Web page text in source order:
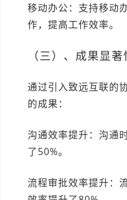
移动办公：支持移动
作，提高工作效率。
（三）、成果显著
通过引入致远互联的
的成果：
沟通效率提升：沟通
了50%。
流程审批效率提升：